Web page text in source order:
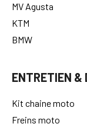
MV Agusta
KTM
BMW
ENTRETIEN &
Kit chaine moto
Freins moto